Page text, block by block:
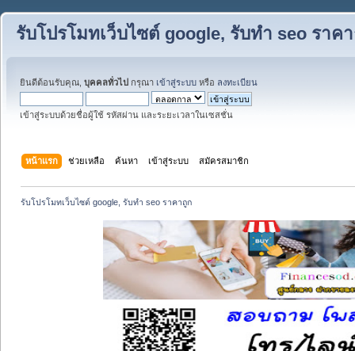
รับโปรโมทเว็บไซต์ google, รับทำ seo ราค
ยินดีต้อนรับคุณ, บุคคลทั่วไป กรุณา เข้าสู่ระบบ หรือ ลงทะเบียน
เข้าสู่ระบบด้วยชื่อผู้ใช้ รหัสผ่าน และระยะเวลาในเซสชั่น
หน้าแรก ช่วยเหลือ ค้นหา เข้าสู่ระบบ สมัครสมาชิก
รับโปรโมทเว็บไซต์ google, รับทำ seo ราคาถูก